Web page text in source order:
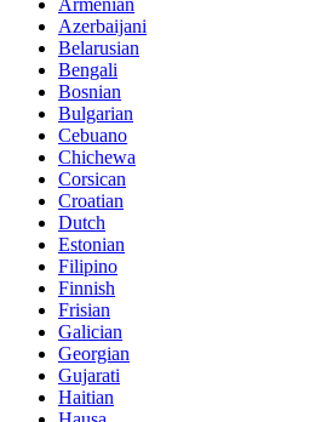
Armenian
Azerbaijani
Belarusian
Bengali
Bosnian
Bulgarian
Cebuano
Chichewa
Corsican
Croatian
Dutch
Estonian
Filipino
Finnish
Frisian
Galician
Georgian
Gujarati
Haitian